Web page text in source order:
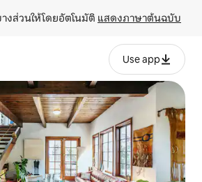
งส่วนให้โดยอัตโนมัติ แสดงภาษาต้นฉบับ
Use app